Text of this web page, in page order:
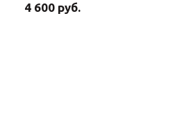
4 600 руб.